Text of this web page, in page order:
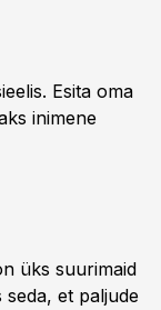
Esita oma
inimene
üks suurimaid
et paljude